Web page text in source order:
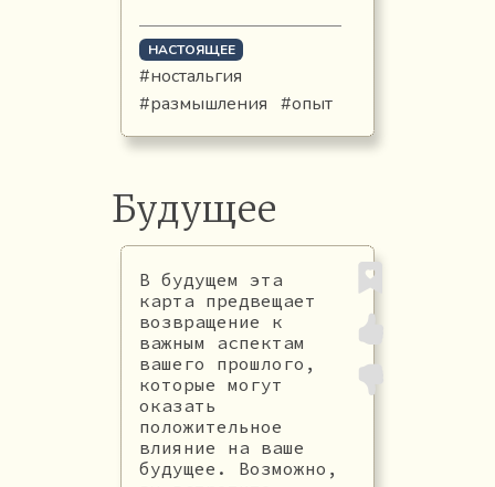
НАСТОЯЩЕЕ
#ностальгия
#размышления #опыт
Будущее
В будущем эта
карта предвещает
возвращение к
важным аспектам
вашего прошлого,
которые могут
оказать
положительное
влияние на ваше
будущее. Возможно,